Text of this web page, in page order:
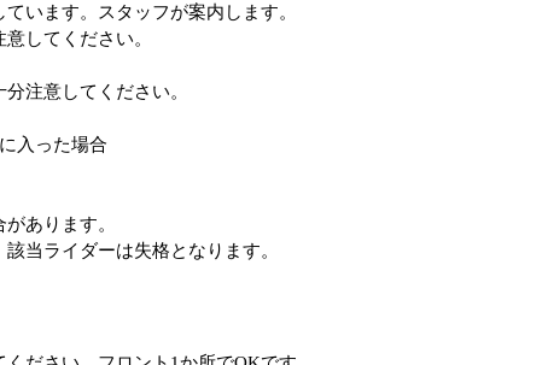
います。スタッフが案内します。
してください。
注意してください。
入った場合
あります。
当ライダーは失格となります。